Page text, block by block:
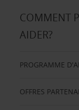
COMMENT
AIDER?
PROGRAMME
OFFRES